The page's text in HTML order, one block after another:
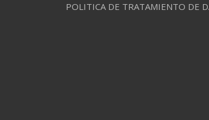
POLITICA DE TRATAMIENTO DE